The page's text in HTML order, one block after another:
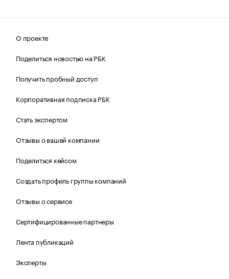
О проекте
Поделиться новостью на РБК
Получить пробный доступ
Корпоративная подписка РБК
Стать экспертом
Отзывы о вашей компании
Поделиться кейсом
Создать профиль группы компаний
Отзывы о сервисе
Сертифицированные партнеры
Лента публикаций
Эксперты